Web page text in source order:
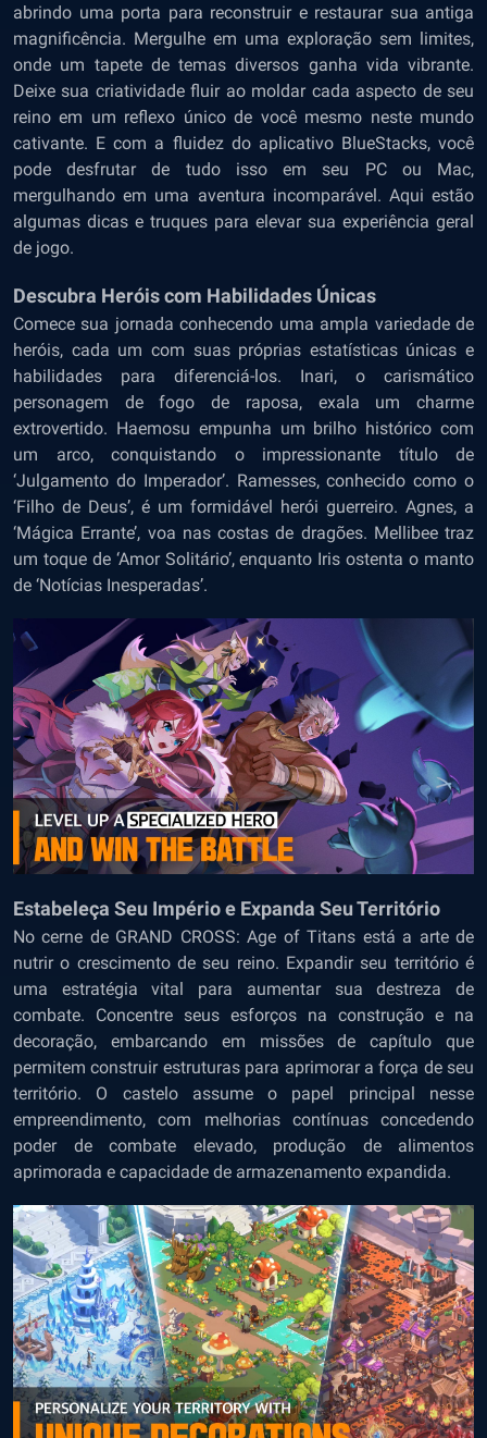
abrindo uma porta para reconstruir e restaurar sua antiga
magnificência. Mergulhe em uma exploração sem limites,
onde um tapete de temas diversos ganha vida vibrante.
Deixe sua criatividade fluir ao moldar cada aspecto de seu
reino em um reflexo único de você mesmo neste mundo
cativante. E com a fluidez do aplicativo BlueStacks, você
pode desfrutar de tudo isso em seu PC ou Mac,
mergulhando em uma aventura incomparável. Aqui estão
algumas dicas e truques para elevar sua experiência geral
de jogo.
Descubra Heróis com Habilidades Únicas
Comece sua jornada conhecendo uma ampla variedade de
heróis, cada um com suas próprias estatísticas únicas e
habilidades para diferenciá-los. Inari, o carismático
personagem de fogo de raposa, exala um charme
extrovertido. Haemosu empunha um brilho histórico com
um arco, conquistando o impressionante título de
‘Julgamento do Imperador’. Ramesses, conhecido como o
‘Filho de Deus’, é um formidável herói guerreiro. Agnes, a
‘Mágica Errante’, voa nas costas de dragões. Mellibee traz
um toque de ‘Amor Solitário’, enquanto Iris ostenta o manto
de ‘Notícias Inesperadas’.
Estabeleça Seu Império e Expanda Seu Território
No cerne de GRAND CROSS: Age of Titans está a arte de
nutrir o crescimento de seu reino. Expandir seu território é
uma estratégia vital para aumentar sua destreza de
combate. Concentre seus esforços na construção e na
decoração, embarcando em missões de capítulo que
permitem construir estruturas para aprimorar a força de seu
território. O castelo assume o papel principal nesse
empreendimento, com melhorias contínuas concedendo
poder de combate elevado, produção de alimentos
aprimorada e capacidade de armazenamento expandida.